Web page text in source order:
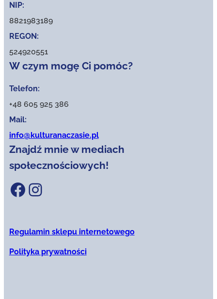
NIP:
8821983189
REGON:
524920551
W czym mogę Ci pomóc?
Telefon:
+48 605 925 386
Mail:
info@kulturanaczasie.pl
Znajdź mnie w mediach
społecznościowych!
Facebook Instagram
Regulamin sklepu internetowego
Polityka prywatności